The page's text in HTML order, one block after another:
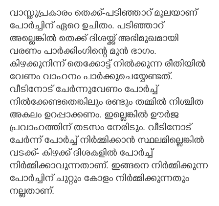
വാസ്തുപ്രകാരം തെക്ക്-പടിഞ്ഞാറ് മൂലയാണ്
പോർച്ചിന് ഏറെ ഉചിതം. പടിഞ്ഞാറ്
അല്ലെങ്കിൽ തെക്ക് ദിശയ്ക്ക് അഭിമുഖമായി
വരണം പാർക്കിംഗിന്റെ മുൻ ഭാഗം.
കിഴക്കുനിന്ന് തെക്കോട്ട് നിൽക്കുന്ന രീതിയിൽ
വേണം വാഹനം പാർക്കുചെയ്യേണ്ടത്.
വീടിനോട് ചേർന്നുവേണം പോർച്ച്
നിൽക്കേണ്ടതെങ്കിലും രണ്ടും തമ്മിൽ നിശ്ചിത
അകലം ഉറപ്പാക്കണം. ഇല്ലെങ്കിൽ ഊർജ
പ്രവാഹത്തിന് തടസം നേരിടും. വീടിനോട്
ചേർന്ന് പോർച്ച് നിർമ്മിക്കാൻ സ്ഥലമില്ലെങ്കിൽ
വടക്ക്- കിഴക്ക് ദിശകളിൽ പോർച്ച്
നിർമ്മിക്കാവുന്നതാണ്. ഇങ്ങനെ നിർമ്മിക്കുന്ന
പോർച്ചിന് ചുറ്റും കോളം നിർമ്മിക്കുന്നതും
നല്ലതാണ്.